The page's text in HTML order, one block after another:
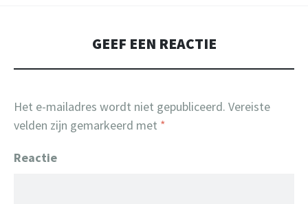
GEEF EEN REACTIE
Het e-mailadres wordt niet gepubliceerd. Vereiste
velden zijn gemarkeerd met *
Reactie